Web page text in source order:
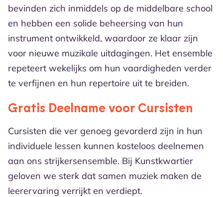
bevinden zich inmiddels op de middelbare school
en hebben een solide beheersing van hun
instrument ontwikkeld, waardoor ze klaar zijn
voor nieuwe muzikale uitdagingen. Het ensemble
repeteert wekelijks om hun vaardigheden verder
te verfijnen en hun repertoire uit te breiden.
Gratis Deelname voor Cursisten
Cursisten die ver genoeg gevorderd zijn in hun
individuele lessen kunnen kosteloos deelnemen
aan ons strijkersensemble. Bij Kunstkwartier
geloven we sterk dat samen muziek maken de
leerervaring verrijkt en verdiept.